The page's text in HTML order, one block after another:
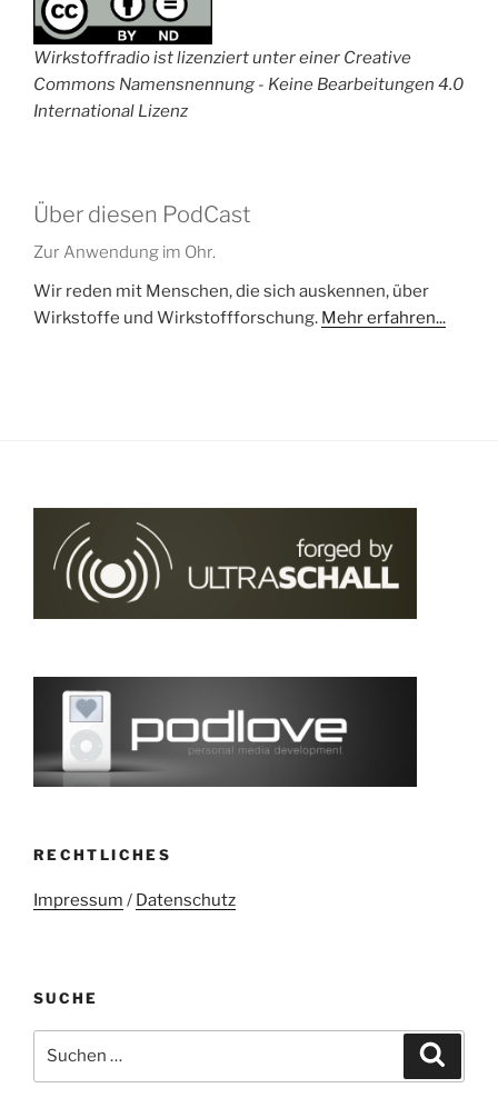
Wirkstoffradio ist lizenziert unter einer Creative
Commons Namensnennung - Keine Bearbeitungen 4.0
International Lizenz
Über diesen PodCast
Zur Anwendung im Ohr.
Wir reden mit Menschen, die sich auskennen, über
Wirkstoffe und Wirkstoffforschung. Mehr erfahren...
RECHTLICHES
Impressum / Datenschutz
SUCHE
nach: